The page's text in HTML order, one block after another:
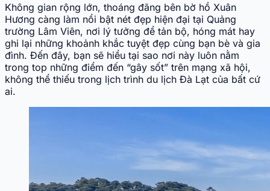
Không gian rộng lớn, thoáng đãng bên bờ hồ Xuân
Hương càng làm nổi bật nét đẹp hiện đại tại Quảng
trường Lâm Viên, nơi lý tưởng để tản bộ, hóng mát hay
ghi lại những khoảnh khắc tuyệt đẹp cùng bạn bè và gia
đình. Đến đây, bạn sẽ hiểu tại sao nơi này luôn nằm
trong top những điểm đến “gây sốt” trên mạng xã hội,
không thể thiếu trong lịch trình du lịch Đà Lạt của bất cứ
ai.